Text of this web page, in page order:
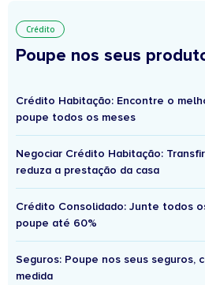
Crédito
Poupe nos seus
Crédito Habitação: Encontre o
poupe todos os meses
Negociar Crédito Habitação:
reduza a prestação da casa
Crédito Consolidado: Junte todos
poupe até 60%
Seguros: Poupe nos seus seguros,
medida